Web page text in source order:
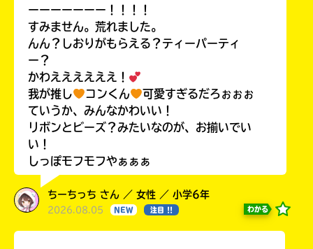
ーーーーーーー！！！！
すみません。荒れました。
んん？しおりがもらえる？ティーパーティ
ー？
かわええええええ！
我が推し
コンくん
可愛すぎるだろぉぉぉ
ていうか、みんなかわいい！
リボンとビーズ？みたいなのが、お揃いでい
い！
しっぽモフモフやぁぁぁ
ちーちっち さん ／ 女性 ／ 小学6年
2026.08.05 NEW 注目 !! わかる